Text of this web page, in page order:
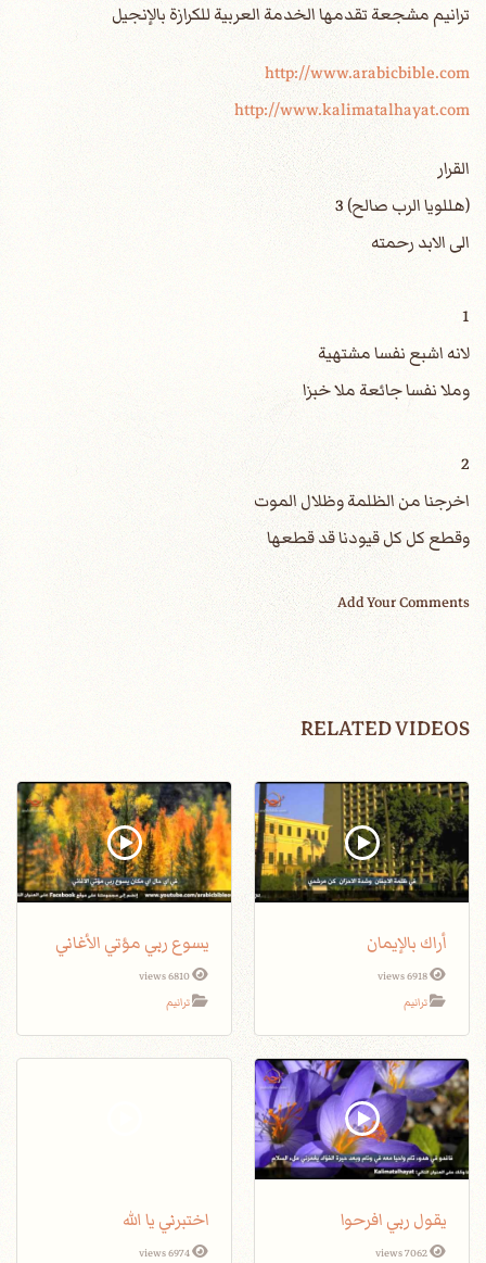
http://www.arabicbible.com
http://www.kalimatalhayat.com
القرار
(هللويا الرب صالح) 3
الى الابد رحمته
1
لانه اشبع نفسا مشتهية
وملا نفسا جائعة ملا خبزا
2
اخرجنا من الظلمة وظلال الموت
وقطع كل كل قيودنا قد قطعها
Add Your Comments
RELATED VIDEOS
أراك بالإيمان
6918 views
ترانيم
يسوع ربي مؤتي الأغاني
6810 views
ترانيم
يقول ربي افرحوا
7062 views
اختبرني يا الله
6974 views